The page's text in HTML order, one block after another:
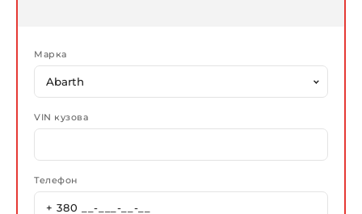
Марка
VIN кузова
Телефон